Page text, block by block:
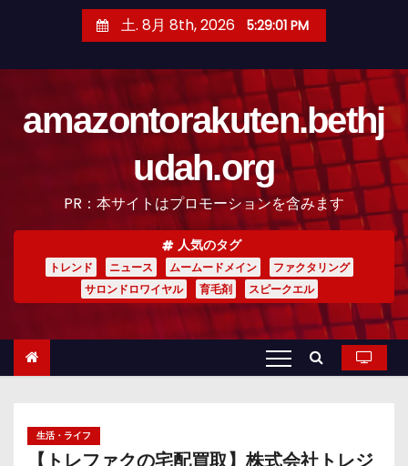
土. 8月 8th, 2026 5:29:02 PM
amazontorakuten.bethj
udah.org
PR：本サイトはプロモーションを含みます
人気のタグ
トレンド ニュース ムームードメイン
ファクタリング
サロンドロワイヤル
育毛剤 スピークエル
生活・ライフ
【トレファクの宅配買取】株式会社トレジ